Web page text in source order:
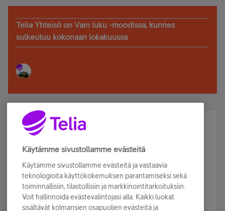
Telia Yhteisö on Vain luku -moodissa, kunnes
sulkeutuu kokonaan lokakuussa
Älä jää paitsi – osallistu ja voita!
Tilaa Telian uutiskirje ja olet mukana arvonnassa.
sähköpostiisi.
Tilaa nyt
Käytämme sivustollamme evästeitä
Käytämme sivustollamme evästeitä ja vastaavia
teknologioita käyttökokemuksen parantamiseksi sekä
toiminnallisiin, tilastollisiin ja markkinointitarkoituksiin.
Voit hallinnoida evästevalintojasi alla. Kaikki luokat
sisältävät kolmansien osapuolien evästeitä ja